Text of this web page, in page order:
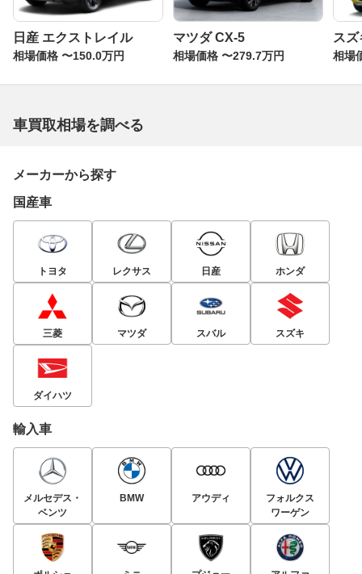
日産 エクストレイル
相場価格 〜150.0万円
マツダ CX-5
相場価格 〜279.7万円
ス
相場
車買取相場を調べる
メーカーから探す
国産車
トヨタ レクサス 日産 ホンダ
三菱 マツダ スバル スズキ
ダイハツ
輸入車
メルセデス・
ベンツ
BMW アウディ
フォルクス
ワーゲン